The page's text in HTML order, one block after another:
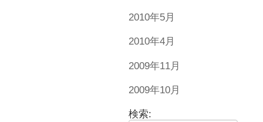
2010年5月
2010年4月
2009年11月
2009年10月
検索: